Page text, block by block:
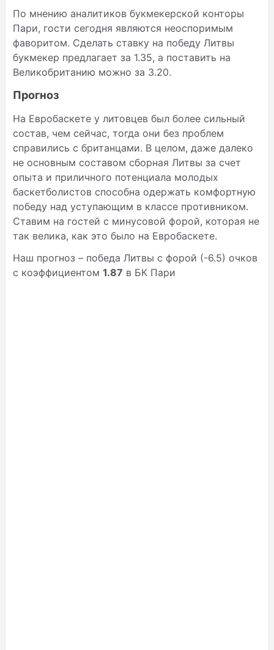
По мнению аналитиков букмекерской конторы
Пари, гости сегодня являются неоспоримым
фаворитом. Сделать ставку на победу Литвы
букмекер предлагает за 1.35, а поставить на
Великобританию можно за 3.20.
Прогноз
На Евробаскете у литовцев был более сильный
состав, чем сейчас, тогда они без проблем
справились с британцами. В целом, даже далеко
не основным составом сборная Литвы за счет
опыта и приличного потенциала молодых
баскетболистов способна одержать комфортную
победу над уступающим в классе противником.
Ставим на гостей с минусовой форой, которая не
так велика, как это было на Евробаскете.
Наш прогноз – победа Литвы с форой (-6.5) очков
с коэффициентом 1.87 в БК Пари